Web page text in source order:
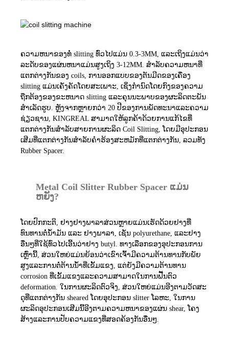
ຄວາມຫນາຂອງທໍ່ slitting ທົ່ວໄປແມ່ນ 0.3-3MM, ແລະເຖິງແມ່ນວ່າ
ລະດັບຂອງແຜ່ນຫນາແມ່ນສູງເຖິງ 3-12MM. ສໍາລັບຄວາມຫນາທີ່
ແຕກຕ່າງກັນຂອງ coils, ການອອກແບບຂອງຕັນມີດຂອງເຄື່ອງ
slitting ແມ່ນເຄັ່ງຄັດໂດຍສະເພາະ, ເຊິ່ງກໍານົດໂດຍກົງຂອງຄວາມ
ຖືກຕ້ອງຂອງຂະຫນາດ slitting ແລະຄຸນນະພາບຂອງຜະລິດຕະພັນ
ສໍາເລັດຮູບ. ຫຼັງຈາກຫຼາຍກວ່າ 20 ປີຂອງການພັດທະນາແລະຄວາມ
ຊ່ຽວຊານ, KINGREAL ສາມາດໃຫ້ລູກຄ້າດ້ວຍການແກ້ໄຂທີ່
ແຕກຕ່າງກັນສໍາລັບສາຍການຜະລິດ Coil Slitting, ໂດຍມີອຸປະກອນ
ເສີມທີ່ແຕກຕ່າງກັນສໍາລັບຄໍາຮ້ອງສະຫມັກທີ່ແຕກຕ່າງກັນ, ລວມທັງ
Rubber Spacer.
Metal Coil Slitter Rubber Spacer ແມ່ນ
ຫຍັງ?
ໂດຍປົກກະຕິ, ຢາງຢາງພາລາສ່ວນຫຼາຍແມ່ນເຮັດດ້ວຍຢາງທີ່
ທົນທານຕໍ່ນໍ້າມັນ ແລະ ຢາງພາລາ, ເຊັ່ນ polyurethane, ແລະຢາງ
ອື່ນໆທີ່ໃຊ້ທົ່ວໄປເອີ້ນວ່າຢາງ butyl. ທາງເລືອກຂອງອຸປະກອນການ
ເຫຼົ່ານີ້, ສ່ວນໃຫຍ່ແມ່ນຍ້ອນວ່າເຂົາເຈົ້າມີຄວາມຕ້ານທານກັບພັຍ
ສູງແລະການຕໍ່ຕ້ານນ້ໍາທີ່ເຂັ້ມແຂງ, ແຕ່ຍັງມີຄວາມຕ້ານທານ
corrosion ທີ່ເຂັ້ມແຂງແລະຄວາມສາມາດໃນການຟື້ນຕົວ
deformation. ໃນການຜະລິດຕົວຈິງ, ສ່ວນໃຫຍ່ແມ່ນອີງຕາມວັດສະ
ດຸທີ່ແຕກຕ່າງກັນ sheared ໂດຍອຸປະກອນ slitter ໂລຫະ, ໃນການ
ຜະລິດອຸປະກອນເສີມນີ້ອີງຕາມຄວາມຫນາຂອງແຜ່ນ shear, ໂຄງ
ສ້າງແລະການປັບຄວາມແຂງທີ່ສອດຄ້ອງກັນອື່ນໆ.